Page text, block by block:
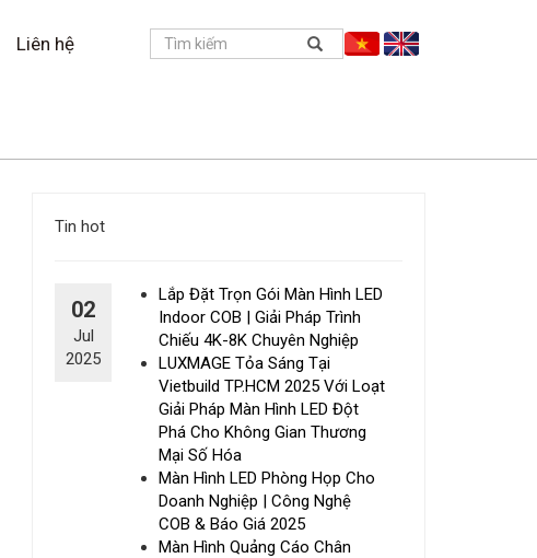
Liên hệ
Tin hot
02
Jul
2025
Lắp Đặt Trọn Gói Màn Hình LED
Indoor COB | Giải Pháp Trình
Chiếu 4K-8K Chuyên Nghiệp
LUXMAGE Tỏa Sáng Tại
Vietbuild TP.HCM 2025 Với Loạt
Giải Pháp Màn Hình LED Đột
Phá Cho Không Gian Thương
Mại Số Hóa
Màn Hình LED Phòng Họp Cho
Doanh Nghiệp | Công Nghệ
COB & Báo Giá 2025
Màn Hình Quảng Cáo Chân